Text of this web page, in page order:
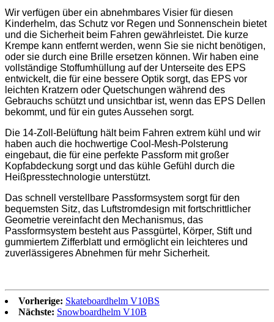
Wir verfügen über ein abnehmbares Visier für diesen
Kinderhelm, das Schutz vor Regen und Sonnenschein bietet
und die Sicherheit beim Fahren gewährleistet. Die kurze
Krempe kann entfernt werden, wenn Sie sie nicht benötigen,
oder sie durch eine Brille ersetzen können. Wir haben eine
vollständige Stoffumhüllung auf der Unterseite des EPS
entwickelt, die für eine bessere Optik sorgt, das EPS vor
leichten Kratzern oder Quetschungen während des
Gebrauchs schützt und unsichtbar ist, wenn das EPS Dellen
bekommt, und für ein gutes Aussehen sorgt.
Die 14-Zoll-Belüftung hält beim Fahren extrem kühl und wir
haben auch die hochwertige Cool-Mesh-Polsterung
eingebaut, die für eine perfekte Passform mit großer
Kopfabdeckung sorgt und das kühle Gefühl durch die
Heißpresstechnologie unterstützt.
Das schnell verstellbare Passformsystem sorgt für den
bequemsten Sitz, das Luftstromdesign mit fortschrittlicher
Geometrie vereinfacht den Mechanismus, das
Passformsystem besteht aus Passgürtel, Körper, Stift und
gummiertem Zifferblatt und ermöglicht ein leichteres und
zuverlässigeres Abnehmen für mehr Sicherheit.
Vorherige: Skateboardhelm V10BS
Nächste: Snowboardhelm V10B